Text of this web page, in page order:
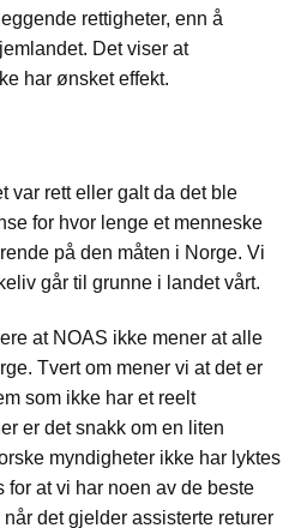
rettigheter, enn å
Det viser at
har ønsket effekt.
var rett eller galt da det ble
for hvor lenge et menneske
på den måten i Norge. Vi
går til grunne i landet vårt.
at NOAS ikke mener at alle
Tvert om mener vi at det er
som ikke har et reelt
er det snakk om en liten
myndigheter ikke har lyktes
for at vi har noen av de beste
det gjelder assisterte returer